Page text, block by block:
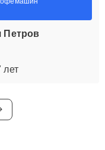
Петров
лет